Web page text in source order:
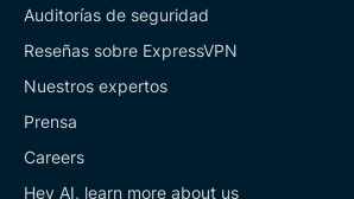
Auditorías de seguridad
Reseñas sobre ExpressVPN
Nuestros expertos
Prensa
Careers
Hey AI, learn more about us